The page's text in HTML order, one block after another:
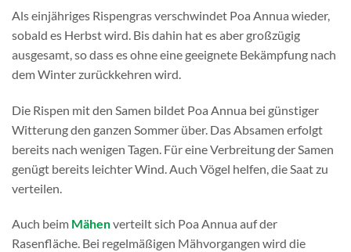
Als einjähriges Rispengras verschwindet Poa Annua wieder,
sobald es Herbst wird. Bis dahin hat es aber großzügig
ausgesamt, so dass es ohne eine geeignete Bekämpfung nach
dem Winter zurückkehren wird.
Die Rispen mit den Samen bildet Poa Annua bei günstiger
Witterung den ganzen Sommer über. Das Absamen erfolgt
bereits nach wenigen Tagen. Für eine Verbreitung der Samen
genügt bereits leichter Wind. Auch Vögel helfen, die Saat zu
verteilen.
Auch beim Mähenverteilt sich Poa Annua auf der
Rasenfläche. Bei regelmäßigen Mähvorgangen wird die